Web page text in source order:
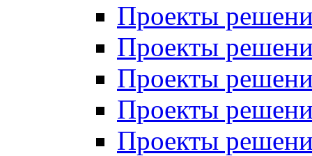
Проекты
Проекты
Проекты
Проекты
Проекты